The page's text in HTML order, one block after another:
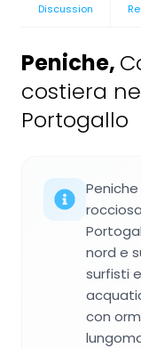
Discussion
Peniche,
costiera
Portogallo
nord e
surfisti
con